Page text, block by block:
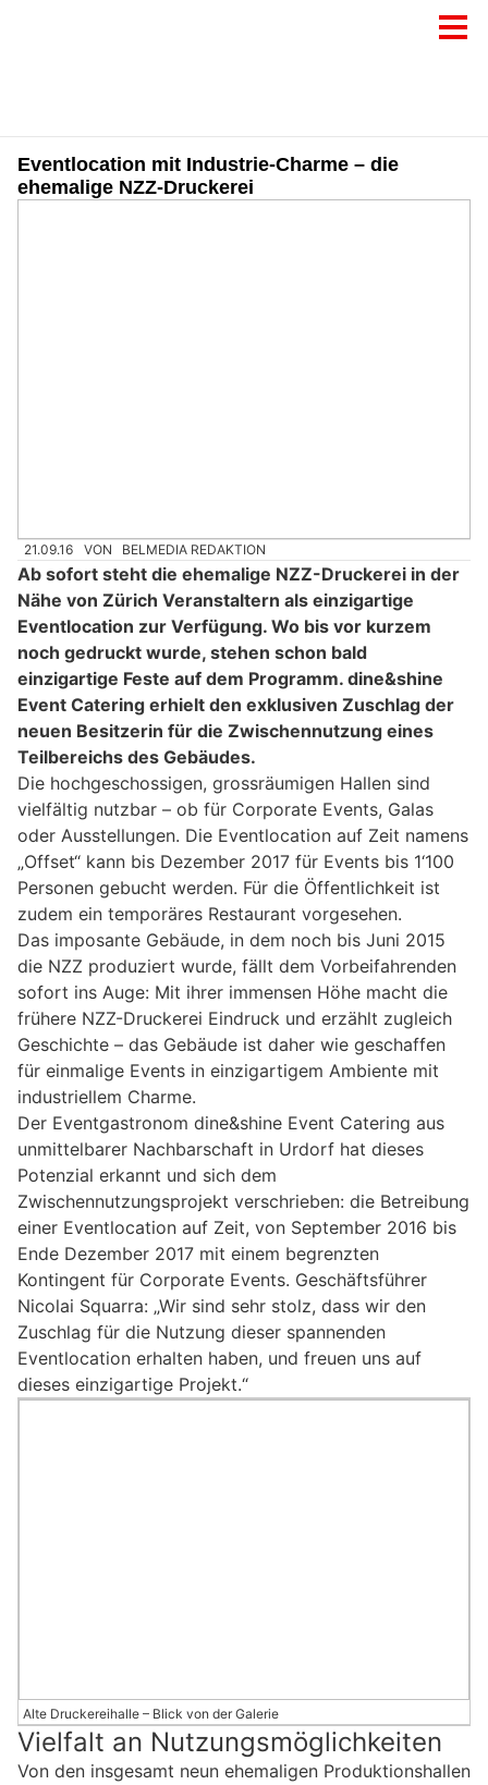
Eventlocation mit Industrie-Charme – die
ehemalige NZZ-Druckerei
21.09.16 VON BELMEDIA REDAKTION
Ab sofort steht die ehemalige NZZ-Druckerei in der
Nähe von Zürich Veranstaltern als einzigartige
Eventlocation zur Verfügung. Wo bis vor kurzem
noch gedruckt wurde, stehen schon bald
einzigartige Feste auf dem Programm. dine&shine
Event Catering erhielt den exklusiven Zuschlag der
neuen Besitzerin für die Zwischennutzung eines
Teilbereichs des Gebäudes.
Die hochgeschossigen, grossräumigen Hallen sind
vielfältig nutzbar – ob für Corporate Events, Galas
oder Ausstellungen. Die Eventlocation auf Zeit namens
„Offset“ kann bis Dezember 2017 für Events bis 1‘100
Personen gebucht werden. Für die Öffentlichkeit ist
zudem ein temporäres Restaurant vorgesehen.
Das imposante Gebäude, in dem noch bis Juni 2015
die NZZ produziert wurde, fällt dem Vorbeifahrenden
sofort ins Auge: Mit ihrer immensen Höhe macht die
frühere NZZ-Druckerei Eindruck und erzählt zugleich
Geschichte – das Gebäude ist daher wie geschaffen
für einmalige Events in einzigartigem Ambiente mit
industriellem Charme.
Der Eventgastronom dine&shine Event Catering aus
unmittelbarer Nachbarschaft in Urdorf hat dieses
Potenzial erkannt und sich dem
Zwischennutzungsprojekt verschrieben: die Betreibung
einer Eventlocation auf Zeit, von September 2016 bis
Ende Dezember 2017 mit einem begrenzten
Kontingent für Corporate Events. Geschäftsführer
Nicolai Squarra: „Wir sind sehr stolz, dass wir den
Zuschlag für die Nutzung dieser spannenden
Eventlocation erhalten haben, und freuen uns auf
dieses einzigartige Projekt.“
Alte Druckereihalle – Blick von der Galerie
Vielfalt an Nutzungsmöglichkeiten
Von den insgesamt neun ehemaligen Produktionshallen